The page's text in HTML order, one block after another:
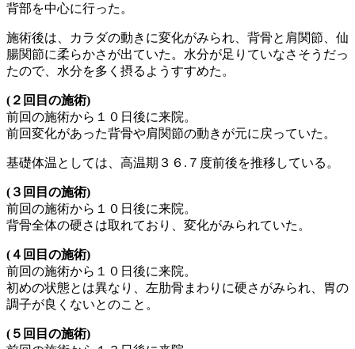
背部を中心に行った。
施術後は、カラダの動きに変化がみられ、背骨と肩関節、仙
腸関節に柔らかさが出ていた。水分が足りていなさそうだっ
たので、水分を多く摂るようすすめた。
(２回目の施術)
前回の施術から１０日後に来院。
前回変化があった背骨や肩関節の動きが元に戻っていた。
基礎体温としては、高温期３６.７度前後を推移している。
(３回目の施術)
前回の施術から１０日後に来院。
背骨全体の硬さは取れており、変化がみられていた。
(４回目の施術)
前回の施術から１０日後に来院。
初めの状態とは異なり、左肋骨まわりに硬さがみられ、胃の
調子が良くないとのこと。
(５回目の施術)